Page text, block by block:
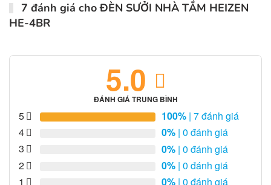
7 đánh giá choĐÈN SƯỞI NHÀ TẮM HEIZEN
HE-4BR
5.0
ĐÁNH GIÁ TRUNG BÌNH
5 100% | 7 đánh giá
4
0% | 0 đánh giá
3
0% | 0 đánh giá
2
0% | 0 đánh giá
1
0% | 0 đánh giá